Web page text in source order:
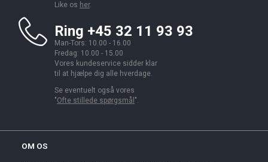
Like os her.
Ring +45 32 11 93 93
Man-Tors: 10.00 - 16.00
Fredag: 10.00 - 15.00
Vores kundeservice sidder klar
til at hjælpe dig alle hverdage.
Se eventuelt også vores
"Ofte stillede spørgsmål ".
OM OS